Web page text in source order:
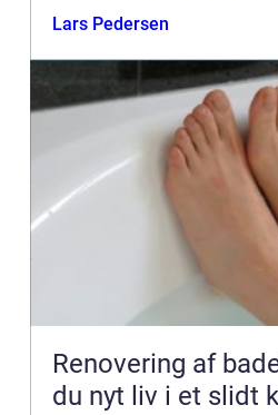
maskin- og
Lars Pedersen
Renovering af
du nyt liv i et slidt